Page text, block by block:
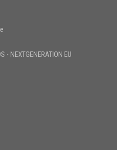
- NEXTGENERATION EU